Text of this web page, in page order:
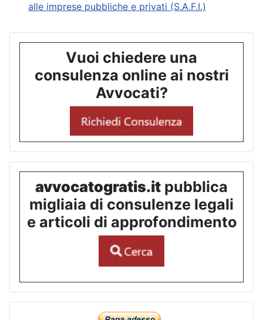
alle imprese pubbliche e privati (S.A.F.I.)
Vuoi chiedere una
consulenza online ai nostri
Avvocati?
avvocatogratis.it pubblica
migliaia di consulenze legali
e articoli di approfondimento